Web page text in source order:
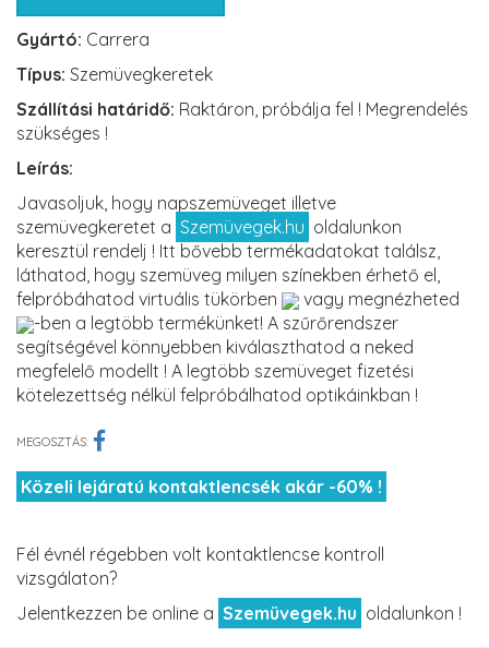
Gyártó: Carrera
Típus: Szemüvegkeretek
Szállítási határidő: Raktáron, próbálja fel ! Megrendelés
szükséges !
Leírás:
Javasoljuk, hogy napszemüveget illetve
szemüvegkeretet a Szemüvegek.hu oldalunkon
keresztül rendelj ! Itt bővebb termékadatokat találsz,
láthatod, hogy szemüveg milyen színekben érhető el,
felpróbáhatod virtuális tükörben
vagy megnézheted
-ben a legtöbb termékünket! A szűrőrendszer
segítségével könnyebben kiválaszthatod a neked
megfelelő modellt ! A legtöbb szemüveget fizetési
kötelezettség nélkül felpróbálhatod optikáinkban !
MEGOSZTÁS:
Közeli lejáratú kontaktlencsék akár -60% !
Fél évnél régebben volt kontaktlencse kontroll
vizsgálaton?
Jelentkezzen be online a Szemüvegek.hu oldalunkon !